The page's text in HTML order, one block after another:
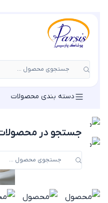
جستجوی محصول ...
جستجو در
دسته بندی محصولات